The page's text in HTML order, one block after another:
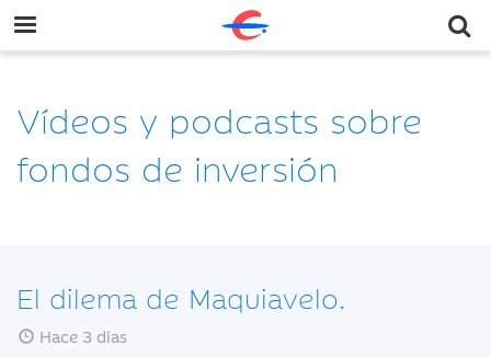
Vídeos y podcasts sobre
fondos de inversión
El dilema de Maquiavelo.
Hace 3 días